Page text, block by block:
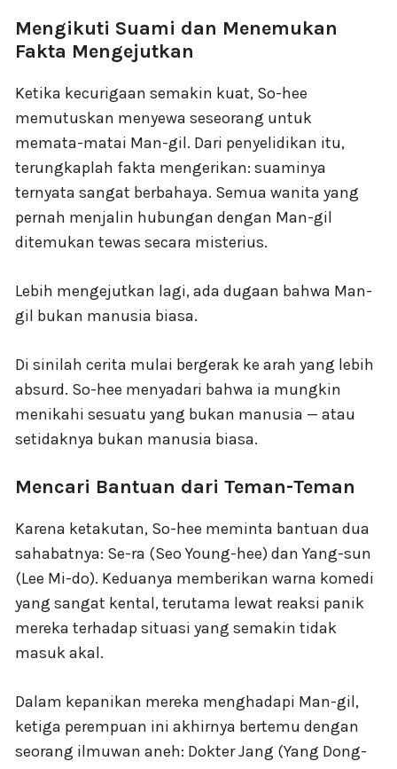
Mengikuti Suami dan Menemukan
Fakta Mengejutkan
Ketika kecurigaan semakin kuat, So-hee
memutuskan menyewa seseorang untuk
memata-matai Man-gil. Dari penyelidikan itu,
terungkaplah fakta mengerikan: suaminya
ternyata sangat berbahaya. Semua wanita yang
pernah menjalin hubungan dengan Man-gil
ditemukan tewas secara misterius.
Lebih mengejutkan lagi, ada dugaan bahwa Man-
gil bukan manusia biasa.
Di sinilah cerita mulai bergerak ke arah yang lebih
absurd. So-hee menyadari bahwa ia mungkin
menikahi sesuatu yang bukan manusia — atau
setidaknya bukan manusia biasa.
Mencari Bantuan dari Teman-Teman
Karena ketakutan, So-hee meminta bantuan dua
sahabatnya: Se-ra (Seo Young-hee) dan Yang-sun
(Lee Mi-do). Keduanya memberikan warna komedi
yang sangat kental, terutama lewat reaksi panik
mereka terhadap situasi yang semakin tidak
masuk akal.
Dalam kepanikan mereka menghadapi Man-gil,
ketiga perempuan ini akhirnya bertemu dengan
seorang ilmuwan aneh: Dokter Jang (Yang Dong-